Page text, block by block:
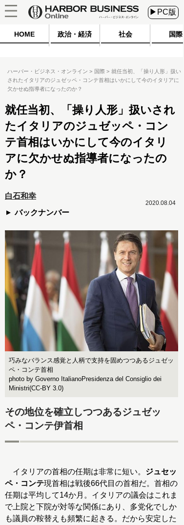
▶PC版
HOME 政治・経済 社会 国際
ハーバー・ビジネス・オンライン 国際
就任当初、「操り人形」扱い
されたイタリアのジュゼッペ・コンテ首相はいかにして今のイタリアに
欠かせぬ指導者になったのか？
就任当初、「操り人形」扱いされ
たイタリアのジュゼッペ・コン
テ首相はいかにして今のイタリ
アに欠かせぬ指導者になったの
か？
白石和幸
バックナンバー
2020.08.04
巧みなバランス感覚と人柄で支持を固めつつあるジュゼッ
ペ・コンテ首相
photo by Governo ItalianoPresidenza del Consiglio dei
Ministri(CC-BY 3.0)
その地位を確立しつつあるジュゼッ
ペ・コンテ伊首相
イタリアの首相の任期は非常に短い。 ジュセッ
ペ・コンテ現首相は戦後66代目の首相だ。首相の
任期は平均して14か月。イタリアの議会はこれま
で上院と下院が対等な関係にあり、多党化でしか
も議員の鞍替えも頻繁に起きる。だから安定した